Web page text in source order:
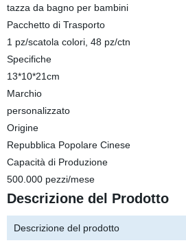
tazza da bagno per bambini
Pacchetto di Trasporto
1 pz/scatola colori, 48 pz/ctn
Specifiche
13*10*21cm
Marchio
personalizzato
Origine
Repubblica Popolare Cinese
Capacità di Produzione
500.000 pezzi/mese
Descrizione del Prodotto
Descrizione del prodotto